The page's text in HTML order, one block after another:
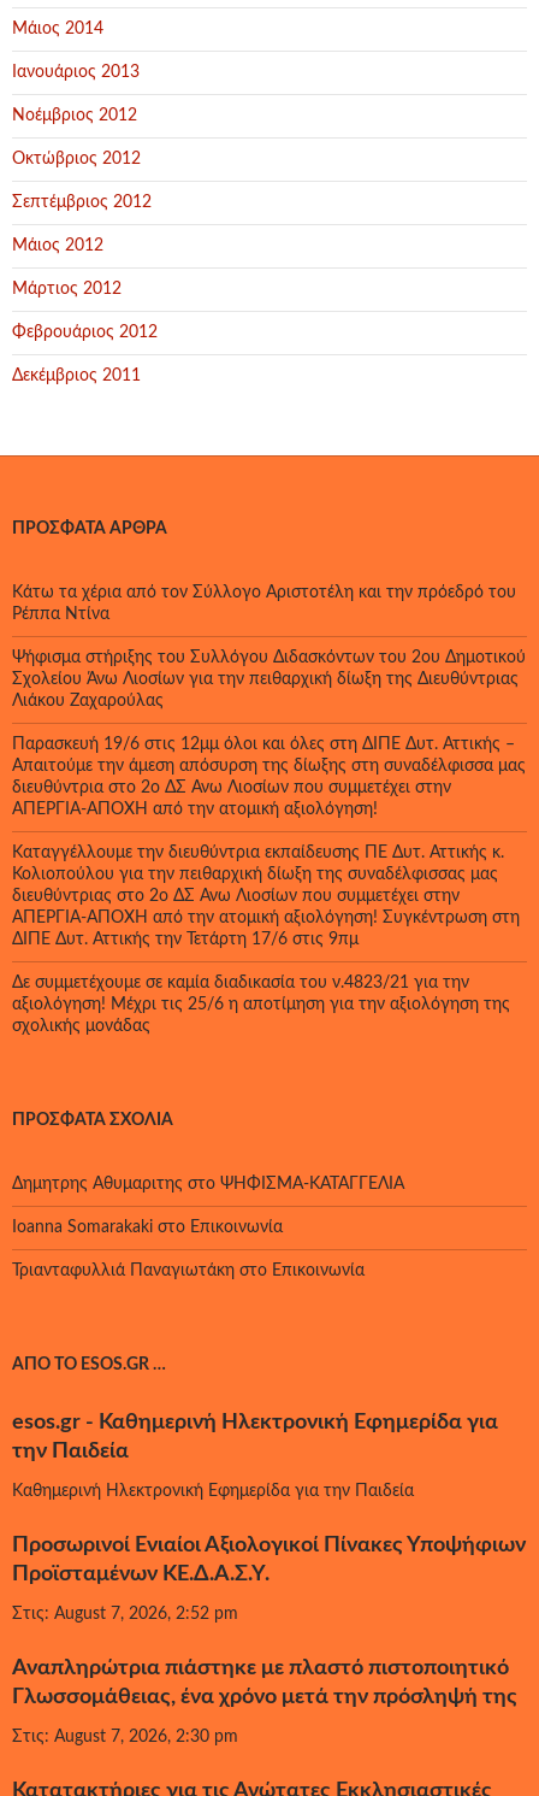
Μάιος 2014
Ιανουάριος 2013
Νοέμβριος 2012
Οκτώβριος 2012
Σεπτέμβριος 2012
Μάιος 2012
Μάρτιος 2012
Φεβρουάριος 2012
Δεκέμβριος 2011
ΠΡΌΣΦΑΤΑ ΆΡΘΡΑ
Κάτω τα χέρια από τον Σύλλογο Αριστοτέλη και την πρόεδρό του
Ρέππα Ντίνα
Ψήφισμα στήριξης του Συλλόγου Διδασκόντων του 2ου Δημοτικού
Σχολείου Άνω Λιοσίων για την πειθαρχική δίωξη της Διευθύντριας
Λιάκου Ζαχαρούλας
Παρασκευή 19/6 στις 12μμ όλοι και όλες στη ΔΙΠΕ Δυτ. Αττικής –
Απαιτούμε την άμεση απόσυρση της δίωξης στη συναδέλφισσα μας
διευθύντρια στο 2ο ΔΣ Άνω Λιοσίων που συμμετέχει στην
ΑΠΕΡΓΙΑ-ΑΠΟΧΗ από την ατομική αξιολόγηση!
Καταγγέλλουμε την διευθύντρια εκπαίδευσης ΠΕ Δυτ. Αττικής κ.
Κολιοπούλου για την πειθαρχική δίωξη της συναδέλφισσας μας
διευθύντριας στο 2ο ΔΣ Άνω Λιοσίων που συμμετέχει στην
ΑΠΕΡΓΙΑ-ΑΠΟΧΗ από την ατομική αξιολόγηση! Συγκέντρωση στη
ΔΙΠΕ Δυτ. Αττικής την Τετάρτη 17/6 στις 9πμ
Δε συμμετέχουμε σε καμία διαδικασία του ν.4823/21 για την
αξιολόγηση! Μέχρι τις 25/6 η αποτίμηση για την αξιολόγηση της
σχολικής μονάδας
ΠΡΌΣΦΑΤΑ ΣΧΌΛΙΑ
Δημητρης Αθυμαριτης στο ΨΗΦΙΣΜΑ-ΚΑΤΑΓΓΕΛΙΑ
Ioanna Somarakaki στο Επικοινωνία
Τριανταφυλλιά Παναγιωτάκη στο Επικοινωνία
ΑΠΌ ΤΟ ESOS.GR …
esos.gr - Καθημερινή Ηλεκτρονική Εφημερίδα για
την Παιδεία
Καθημερινή Ηλεκτρονική Εφημερίδα για την Παιδεία
Προσωρινοί Ενιαίοι Αξιολογικοί Πίνακες Υποψήφιων
Προϊσταμένων ΚΕ.Δ.Α.Σ.Υ.
Στις: August 7, 2026, 2:52 pm
Αναπληρώτρια πιάστηκε με πλαστό πιστοποιητικό
Γλωσσομάθειας, ένα χρόνο μετά την πρόσληψή της
Στις: August 7, 2026, 2:30 pm
Κατατακτήριες για τις Ανώτατες Εκκλησιαστικές